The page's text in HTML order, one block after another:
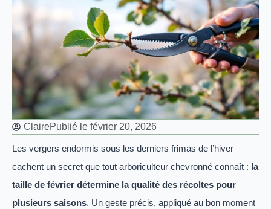
ClairePublié le février 20, 2026
Les vergers endormis sous les derniers frimas de l’hiver
cachent un secret que tout arboriculteur chevronné connaît : la
taille de février détermine la qualité des récoltes pour
plusieurs saisons. Un geste précis, appliqué au bon moment